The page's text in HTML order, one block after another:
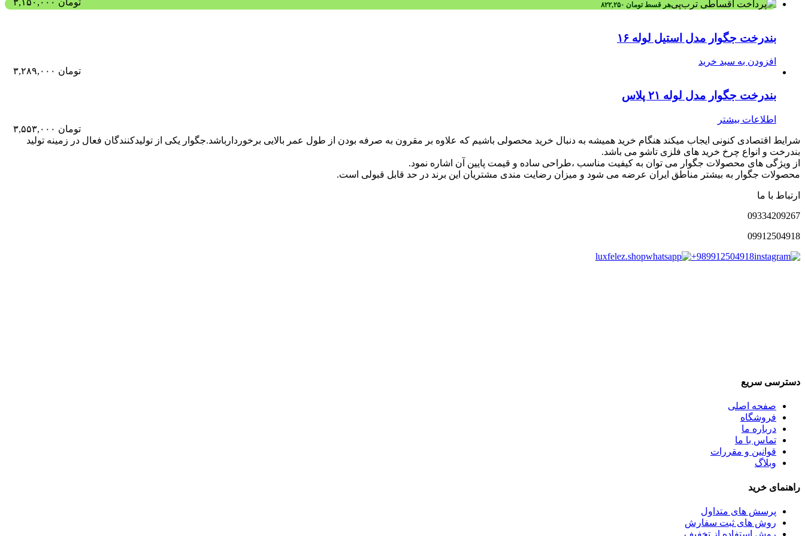
تومان هر قسطتومان
بندرخت جگوار مدل استیل لوله ۱۶
تومان
افزودن به سبد خرید
بندرخت جگوار مدل لوله ۲۱ پلاس
تومان
اطلاعات بیشتر
شرایط اقتصادی کنونی ایجاب میکند هنگام خرید همیشه به دنبال خرید محصولی باشیم که علاوه بر مقرون به صرفه بودن از طول عمر بالایی برخوردارباشد.جگوار یکی از تولیدکنندگان فعال در زمینه تولید
بندرخت و انواع چرخ خرید های فلزی تاشو می باشد.
از ویژگی های محصولات جگوار می توان به کیفیت مناسب ،طراحی ساده و قیمت پایین آن اشاره نمود.
محصولات جگوار به بیشتر مناطق ایران عرضه می شود و میزان رضایت مندی مشتریان این برند در حد قابل قبولی است.
ارتباط با ما
09334209267
0991 2504918
luxfelez.shop
+989912504918
دسترسی سریع
صفحه اصلی
فروشگاه
درباره ما
تماس با ما
قوانین و مقررات
وبلاگ
راهنمای خرید
پرسش های متداول
روش های ثبت سفارش
روش استفاده از تخفیف